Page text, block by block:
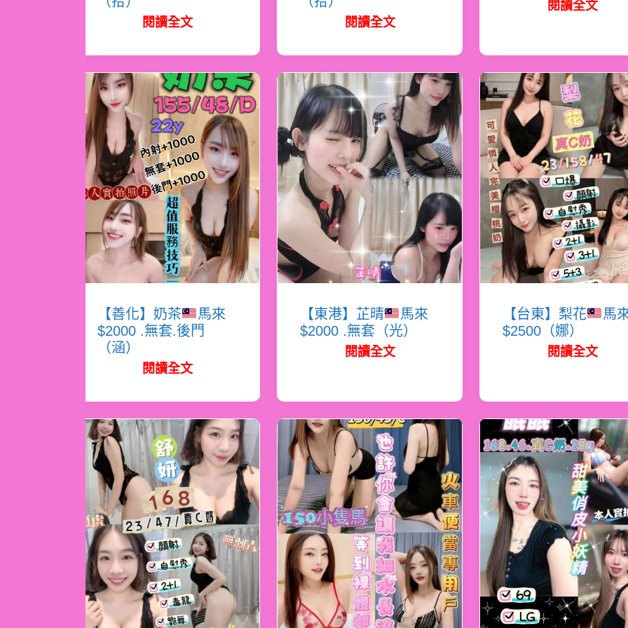
閱讀全文 閱讀全文
閱讀全文
【善化】奶茶
馬來
$2000 .無套.後門
（涵）
閱讀全文
【東港】芷晴
馬來
$2000 .無套（光）
閱讀全文
【台東】梨花
馬
$2500（娜）
閱讀全文